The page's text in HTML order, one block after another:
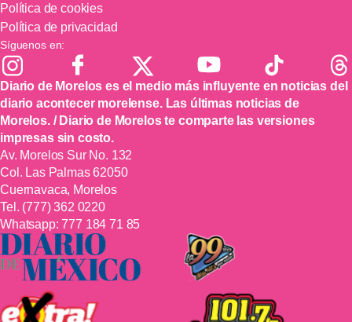
Política de cookies
Política de privacidad
Síguenos en:
Diario de Morelos es el medio más influyente en noticias del
diario acontecer morelense. Las últimas noticias de
Morelos. / Diario de Morelos te comparte las versiones
impresas sin costo.
Av. Morelos Sur No. 132
Col. Las Palmas 62050
Cuernavaca, Morelos
Tel. (777) 362 0220
Whatsapp:777 184 71 85